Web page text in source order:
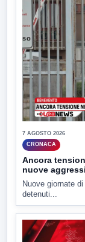
7 AGOSTO 2026
CRONACA
Ancora
nuove
Nuove giornate
detenuti...